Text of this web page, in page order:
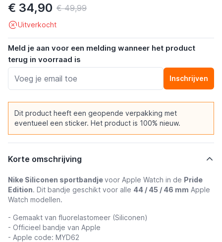
€ 34,90 € 49,99
Uitverkocht
Meld je aan voor een melding wanneer het product
terug in voorraad is
Inschrijven
Dit product heeft een geopende verpakking met
eventueel een sticker. Het product is 100% nieuw.
Korte omschrijving
Nike Siliconen sportbandjevoor Apple Watch in de Pride
Edition. Dit bandje geschikt voor alle 44 / 45 / 46 mm Apple
Watch modellen.
- Gemaakt van fluorelastomeer (Siliconen)
- Officieel bandje van Apple
- Apple code: MYD62